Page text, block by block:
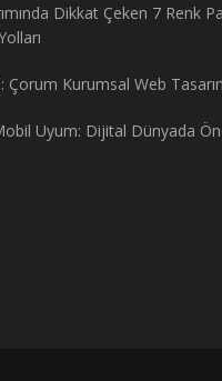
Dikkat Çeken 7 Renk
Çorum Kurumsal Web
Uyum: Dijital Dünyada